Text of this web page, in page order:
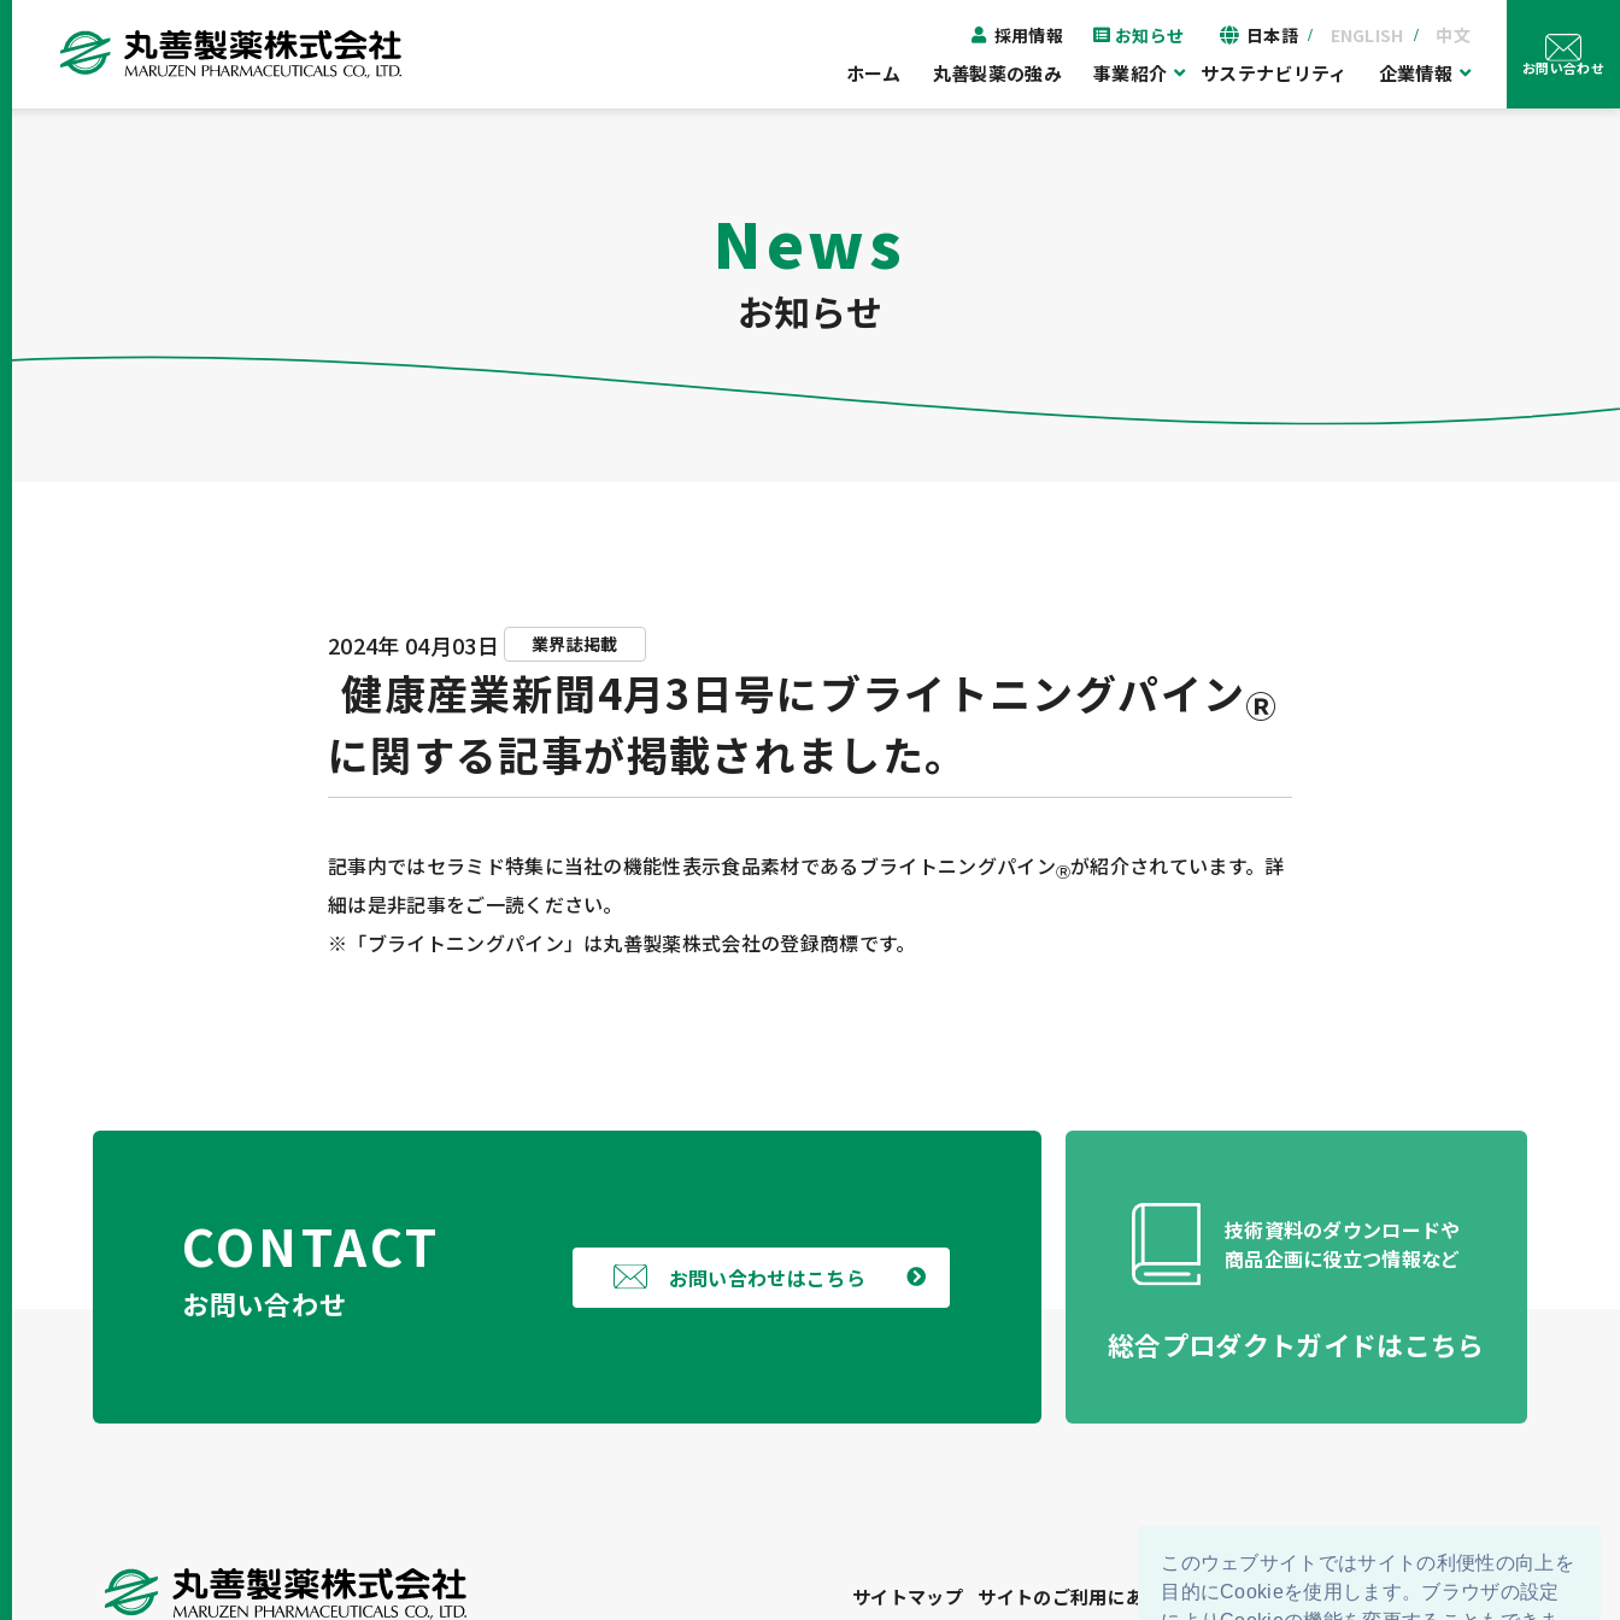
このウェブサイトではサイトの利便性の向上を
目的にCookieを使用します。ブラウザの設定
採用情報 お知らせ 日本語 ENGLISH 中文
ホーム 丸善製薬の強み 事業紹介 サステナビリティ 企業情報 お問い合わせ
News
お知らせ
2024年 04月03日 業界誌掲載
健康産業新聞4月3日号にブライトニングパインⓇ
に関する記事が掲載されました。
記事内ではセラミド特集に当社の機能性表示食品素材であるブライトニングパインⓇが紹介されています。詳
細は是非記事をご一読ください。
※「ブライトニングパイン」は丸善製薬株式会社の登録商標です。
CONTACT
お問い合わせ
お問い合わせはこちら
技術資料のダウンロードや​
商品企画に役立つ情報など​
総合プロダクトガイドはこちら
サイトマップ サイトのご利用にあたって 個人情報保護方針 Cookieポリシー